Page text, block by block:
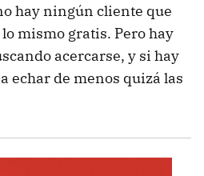
hay ningún cliente que
mismo gratis. Pero hay
acercarse, y si hay
echar de menos quizá las